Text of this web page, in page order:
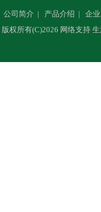
公司简介 | 产品介绍 | 企
版权所有(C)2026 网络支持